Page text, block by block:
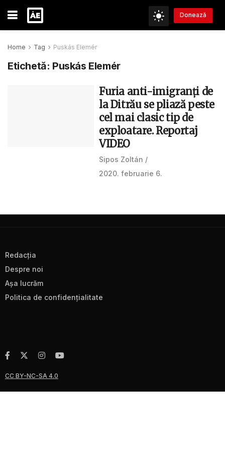
Donează
Home Tag Puskás Elemér
Etichetă: Puskás Elemér
Furia anti-imigranţi de
la Ditrău se pliază peste
cel mai clasic tip de
exploatare. Reportaj
VIDEO
Sipos Zoltán
2020. februarie 6.
Redacţia
Despre noi
Aşa lucrăm
Politica de confidenţialitate
CC BY-NC-SA 4.0